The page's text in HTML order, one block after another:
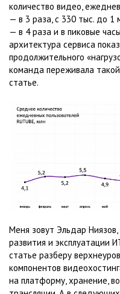
количество видео,
— в 3 раза, с 330 тыс. до 1
— в 4 раза и в пиковые
архитектура сервиса
продолжительного
команда переживала
статье.
Меня зовут Эльдар
развития и эксплуатации
статье разберу
компонентов
на платформу, хранение,